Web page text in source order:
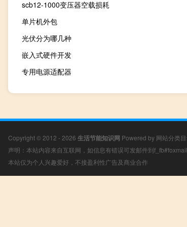
scb12-1000变压器空载损耗
单片机外包
光伏分为哪几种
嵌入式硬件开发
专用电源适配器
Copyright © 2012 - 2026 生活节能知识网 Powered by 网站分类
声明：本站内容来自互联网，如信息有错误可发邮件到
本站仅为个人兴趣爱好，不接盈利性广告及商业合作